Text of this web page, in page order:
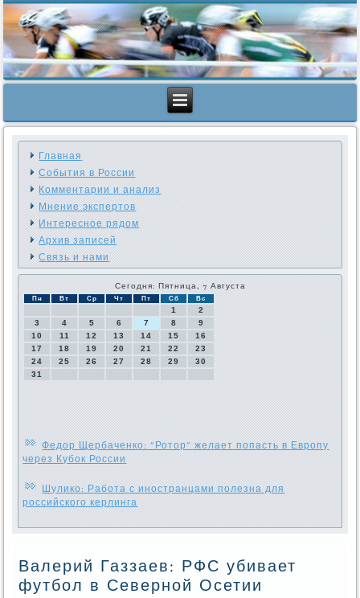
Главная
События в России
Комментарии и анализ
Мнение экспертов
Интересное рядом
Архив записей
Связь и нами
Сегодня: Пятница, 7 Августа
Пн Вт Ср Чт Пт Сб Вс
1
2
3
4 5 6 7 8
9
10
11 12 13 14 15
16
17
18 19 20 21 22
23
24
25 26 27 28 29
30
31
Федор Щербаченко: "Ротор" желает попасть в Европу
через Кубок России
Шулико: Работа с иностранцами полезна для
российского керлинга
Валерий Газзаев: РФС убивает
футбол в Северной Осетии